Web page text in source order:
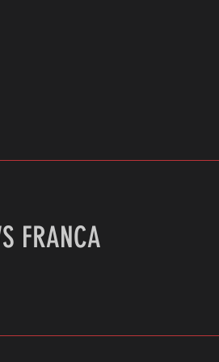
FRANCA